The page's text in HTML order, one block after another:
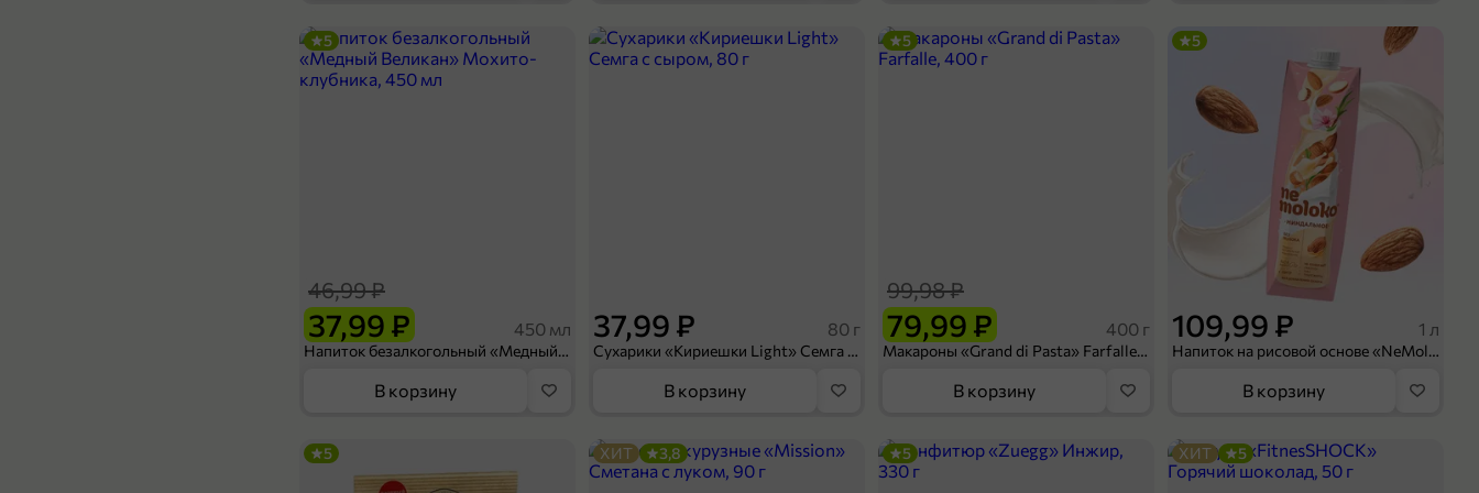
Поделиться
37,99 ₽
46,99 ₽
450 мл
Напиток безалкогольный «Медный Великан» Мохито-клубника, 450 мл
5
В корзину
37,99 ₽ 80 г
Сухарики «Кириешки Light» Семга с сыром, 80 г
В корзину
79,99 ₽
99,98 ₽
400 г
Макароны «Grand di Pasta» Farfalle, 400 г
5
В корзину
109,99 ₽ 1 л
Напиток на рисовой основе «NeMoloko» «Миндальный», 1 л
5
В корзину
5 ХИТ 3,8 5 ХИТ 5